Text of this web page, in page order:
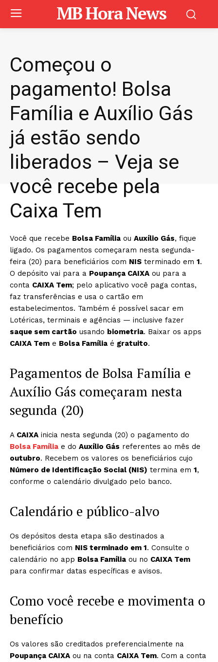
MB Hora News
Começou o
pagamento! Bolsa
Família e Auxílio Gás
já estão sendo
liberados – Veja se
você recebe pela
Caixa Tem
Você que recebe Bolsa Família ou Auxílio Gás, fique
ligado. Os pagamentos começaram nesta segunda-
feira (20) para beneficiários com NIS terminado em 1.
O depósito vai para a Poupança CAIXA ou para a
conta CAIXA Tem; pelo aplicativo você paga contas,
faz transferências e usa o cartão em
estabelecimentos. Também é possível sacar em
Lotéricas, terminais e agências — inclusive fazer
saque sem cartão usando biometria. Baixar os apps
CAIXA Tem e Bolsa Família é gratuito.
Pagamentos de Bolsa Família e
Auxílio Gás começaram nesta
segunda (20)
A CAIXA inicia nesta segunda (20) o pagamento do
Bolsa Família e do Auxílio Gás referentes ao mês de
outubro. Recebem os valores os beneficiários cujo
Número de Identificação Social (NIS) termina em 1,
conforme o calendário divulgado pelo banco.
Calendário e público-alvo
Os depósitos desta etapa são destinados a
beneficiários com NIS terminado em 1. Consulte o
calendário no app Bolsa Família ou no CAIXA Tem
para confirmar datas específicas e avisos.
Como você recebe e movimenta o
benefício
Os valores são creditados preferencialmente na
Poupança CAIXA ou na conta CAIXA Tem. Com a conta